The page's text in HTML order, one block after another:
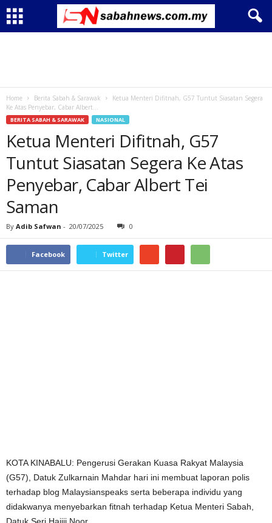
Home Berita Sabah & Sarawak
Ketua Menteri Difitnah, G57 Tuntut Siasatan Segera
Ke Atas Penyebar, Cabar Albert...
BERITA SABAH & SARAWAK NASIONAL
Ketua Menteri Difitnah, G57
Tuntut Siasatan Segera Ke Atas
Penyebar, Cabar Albert Tei
Saman
By Adib Safwan - 20/07/2025 0
Facebook Twitter
KOTA KINABALU: Pengerusi Gerakan Kuasa Rakyat Malaysia
(G57), Datuk Zulkarnain Mahdar hari ini membuat laporan polis
terhadap blog Malaysianspeaks serta beberapa individu yang
didakwanya menyebarkan fitnah terhadap Ketua Menteri Sabah,